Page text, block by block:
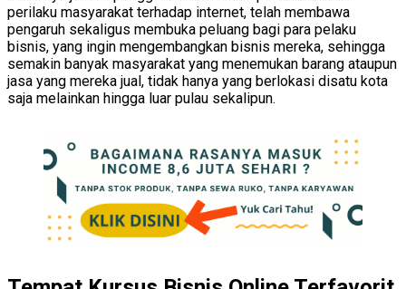
perilaku masyarakat terhadap internet, telah membawa
pengaruh sekaligus membuka peluang bagi para pelaku
bisnis, yang ingin mengembangkan bisnis mereka, sehingga
semakin banyak masyarakat yang menemukan barang ataupun
jasa yang mereka jual, tidak hanya yang berlokasi disatu kota
saja melainkan hingga luar pulau sekalipun.